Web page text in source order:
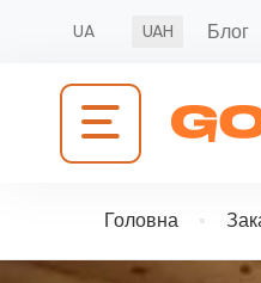
UA UAH Блог
Головна